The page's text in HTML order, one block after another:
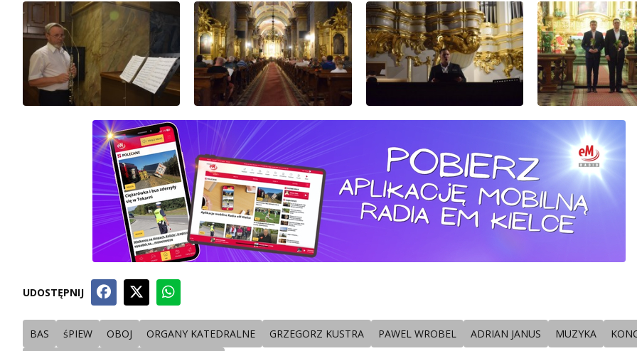
UDOSTĘPNIJ
BAS śPIEW OBOJ ORGANY KATEDRALNE GRZEGORZ KUSTRA PAWEL WROBEL ADRIAN JANUS MUZYKA